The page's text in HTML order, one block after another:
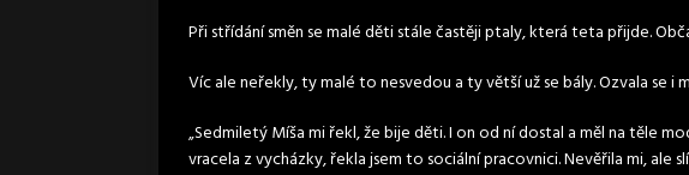
Při střídání směn se malé děti stále častěji ptaly, která teta přijde.
Víc ale neřekly, ty malé to nesvedou a ty větší už se bály. Ozvala se i
„Sedmiletý Míša mi řekl, že bije děti. I on od ní dostal a měl na těle
vracela z vycházky, řekla jsem to sociální pracovnici. Nevěřila mi, ale